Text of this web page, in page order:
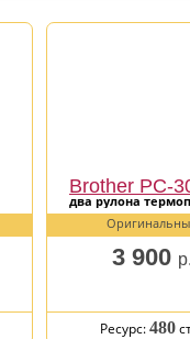
Brother PC-
два рулона
3 900 р.
Ресурс:480